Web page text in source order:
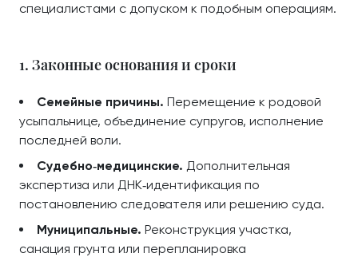
специалистами с допуском к подобным операциям.
1. Законные основания и сроки
Семейные причины. Перемещение к родовой
усыпальнице, объединение супругов, исполнение
последней воли.
Судебно‑медицинские. Дополнительная
экспертиза или ДНК‑идентификация по
постановлению следователя или решению суда.
Муниципальные. Реконструкция участка,
санация грунта или перепланировка